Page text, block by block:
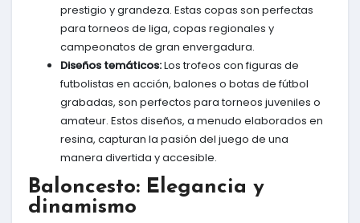
prestigio y grandeza. Estas copas son perfectas
para torneos de liga, copas regionales y
campeonatos de gran envergadura.
Diseños temáticos:Los trofeos con figuras de
futbolistas en acción, balones o botas de fútbol
grabadas, son perfectos para torneos juveniles o
amateur. Estos diseños, a menudo elaborados en
resina, capturan la pasión del juego de una
manera divertida y accesible.
Baloncesto: Elegancia y
dinamismo